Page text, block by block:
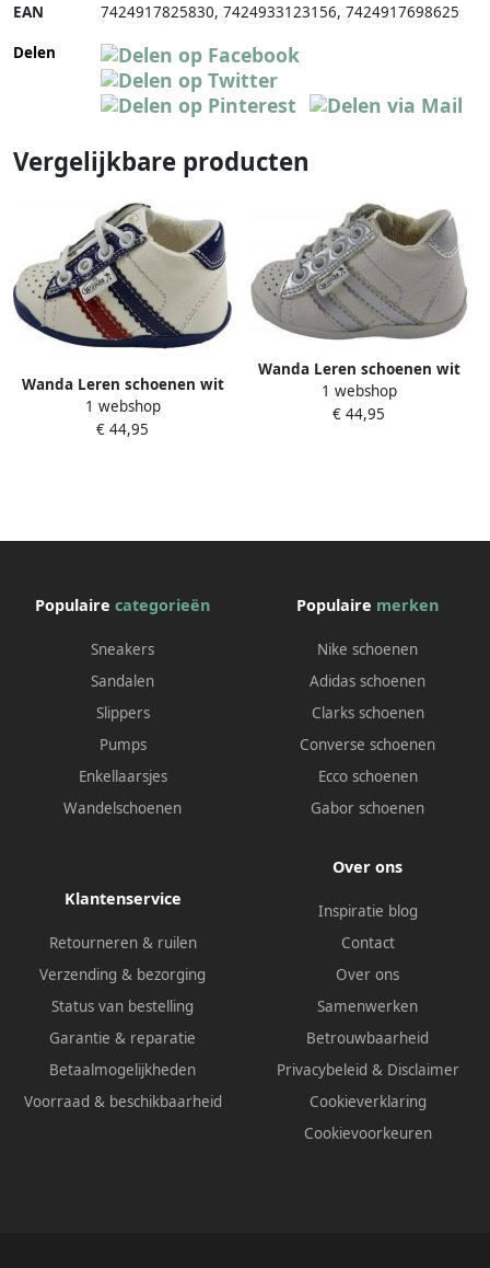
EAN 7424917825830, 7424933123156, 7424917698625
Delen
Vergelijkbare producten
Wanda Leren schoenen wit
donkerblauw rood jongen
eerste stapjes babyschoenen
1 webshop
€ 44,95
Wanda Leren schoenen wit
zilver eerste stapjes
babyschoenen flexibel
1 webshop
€ 44,95
Populaire categorieën
Sneakers
Sandalen
Slippers
Pumps
Enkellaarsjes
Wandelschoenen
Populaire merken
Nike schoenen
Adidas schoenen
Clarks schoenen
Converse schoenen
Ecco schoenen
Gabor schoenen
Klantenservice
Retourneren & ruilen
Verzending & bezorging
Status van bestelling
Garantie & reparatie
Betaalmogelijkheden
Voorraad & beschikbaarheid
Over ons
Inspiratie blog
Contact
Over ons
Samenwerken
Betrouwbaarheid
Privacybeleid & Disclaimer
Cookieverklaring
Cookievoorkeuren